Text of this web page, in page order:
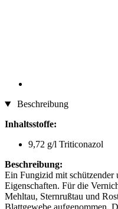
Beschreibung
Inhaltsstoffe:
9,72 g/l Triticonazol
Beschreibung:
Ein Fungizid mit schützender
Eigenschaften. Für die
Mehltau, Sternrußtau und